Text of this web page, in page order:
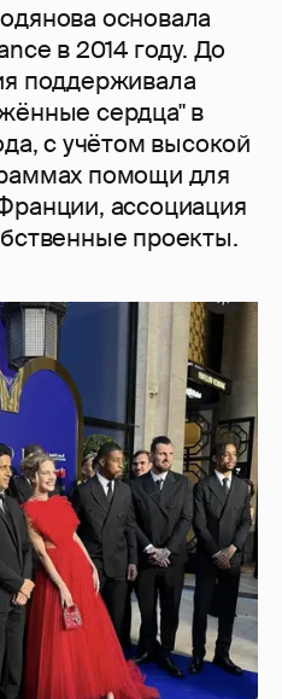
основала
в 2014 году. До
поддерживала
сердца" в
с учётом высокой
помощи для
ассоциация
проекты.